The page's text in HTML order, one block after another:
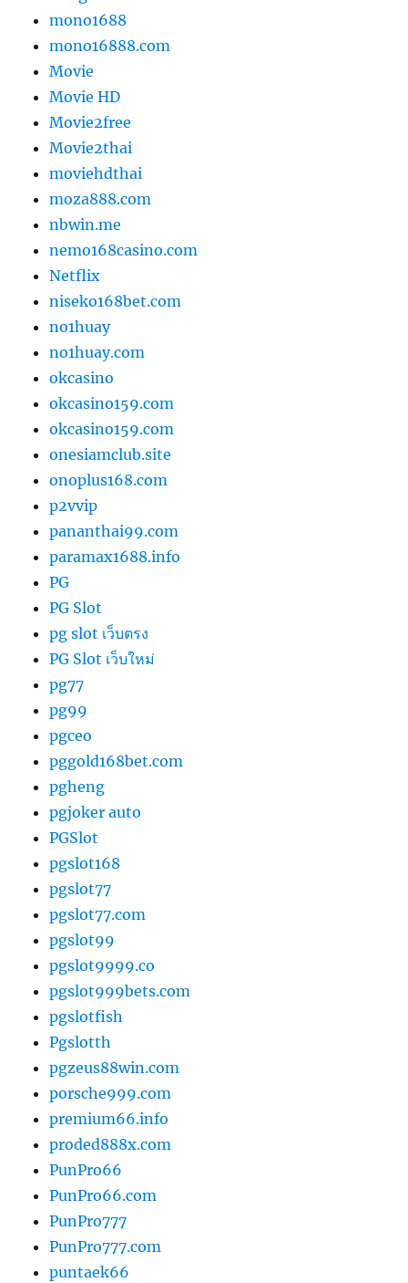
mono1688
mono16888.com
Movie
Movie HD
Movie2free
Movie2thai
moviehdthai
moza888.com
nbwin.me
nemo168casino.com
Netflix
niseko168bet.com
no1huay
no1huay.com
okcasino
okcasino159.com
okcasino159.com
onesiamclub.site
onoplus168.com
p2vvip
pananthai99.com
paramax1688.info
PG
PG Slot
pg slot เว็บตรง
PG Slot เว็บใหม่
pg77
pg99
pgceo
pggold168bet.com
pgheng
pgjoker auto
PGSlot
pgslot168
pgslot77
pgslot77.com
pgslot99
pgslot9999.co
pgslot999bets.com
pgslotfish
Pgslotth
pgzeus88win.com
porsche999.com
premium66.info
proded888x.com
PunPro66
PunPro66.com
PunPro777
PunPro777.com
puntaek66